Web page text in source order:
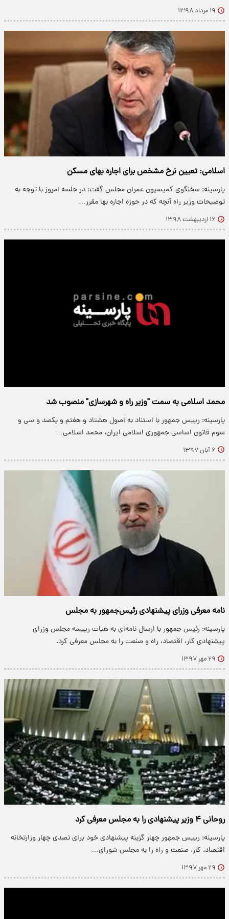
۱۹ مرداد ۱۳۹۸
اسلامی: تعیین نرخ مشخص برای اجاره بهای مسکن
پارسینه: سخنگوی کمیسیون عمران مجلس گفت: در جلسه امروز با توجه به
توضیحات وزیر راه آنچه که در حوزه اجاره بها مقرر…
۱۶ اردیبهشت ۱۳۹۸
محمد اسلامی به سمت "وزیر راه و شهرسازی" منصوب شد
پارسینه: رییس‌ جمهور با استناد به اصول هشتاد و هفتم و یکصد و سی و
سوم قانون اساسی جمهوری اسلامی ایران، محمد اسلامی…
۶ آبان ۱۳۹۷
نامه معرفی وزرای پیشنهادی رئیس‌جمهور به مجلس
پارسینه: رئیس جمهور با ارسال نامه‌ای به هیات رییسه مجلس وزرای
پیشنهادی کار، اقتصاد، راه و صنعت را به مجلس معرفی کرد.
۲۹ مهر ۱۳۹۷
روحانی ۴ وزیر پیشنهادی را به مجلس معرفی کرد
پارسینه: رییس جمهور چهار گزینه پیشنهادی خود برای تصدی چهار وزارتخانه
اقتصاد، کار، صنعت و راه را به مجلس شورای…
۲۹ مهر ۱۳۹۷